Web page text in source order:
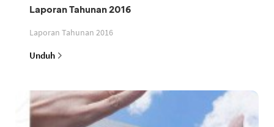
Laporan Tahunan 2016
Laporan Tahunan 2016
Unduh